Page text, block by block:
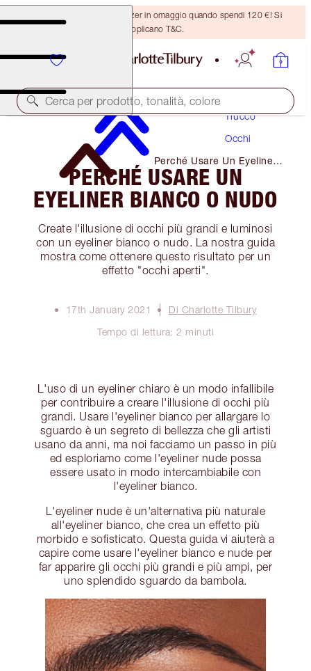
Ricevi un pennello per bronzer in omaggio quando spendi 120 €! Si
applicano T&C.
Cerca per prodotto, tonalità, colore
Trucco
Occhi
Perché Usare Un Eyeliner
Bianco O Nudo
PERCHÉ USARE UN
EYELINER BIANCO O NUDO
Create l'illusione di occhi più grandi e luminosi
con un eyeliner bianco o nudo. La nostra guida
mostra come ottenere questo risultato per un
effetto "occhi aperti".
17th January 2021
Di Charlotte Tilbury
Tempo di lettura: 2 minuti
L'uso di un eyeliner chiaro è un modo infallibile
per contribuire a creare l'illusione di occhi più
grandi. Usare l'eyeliner bianco per allargare lo
sguardo è un segreto di bellezza che gli artisti
usano da anni, ma noi facciamo un passo in più
ed esploriamo come l'eyeliner nude possa
essere usato in modo intercambiabile con
l'eyeliner bianco.
L'eyeliner nude è un'alternativa più naturale
all'eyeliner bianco, che crea un effetto più
morbido e sofisticato. Questa guida vi aiuterà a
capire come usare l'eyeliner bianco e nude per
far apparire gli occhi più grandi e più ampi, per
uno splendido sguardo da bambola.